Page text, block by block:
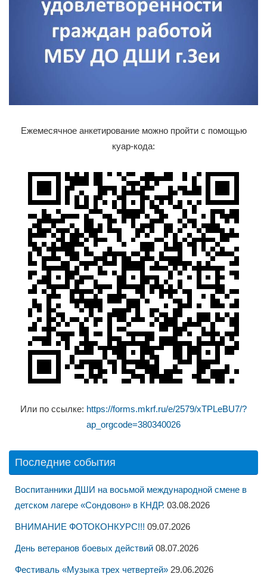
Ежемесячное анкетирование можно пройти с помощью
куар-кода:
Или по ссылке: https://forms.mkrf.ru/e/2579/xTPLeBU7/?
ap_orgcode=380340026
Последние события
Воспитанники ДШИ на восьмой международной смене в
детском лагере «Сондовон» в КНДР. 03.08.2026
ВНИМАНИЕ ФОТОКОНКУРС!!! 09.07.2026
День ветеранов боевых действий 08.07.2026
Фестиваль «Музыка трех четвертей» 29.06.2026